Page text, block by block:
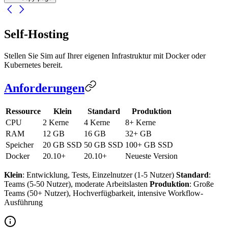
Self-Hosting
Stellen Sie Sim auf Ihrer eigenen Infrastruktur mit Docker oder
Kubernetes bereit.
Anforderungen
Ressource Klein Standard
Produktion
CPU
2 Kerne 4 Kerne
8+ Kerne
RAM
12 GB 16 GB
32+ GB
Speicher
20 GB SSD 50 GB SSD 100+ GB SSD
Docker
20.10+ 20.10+ Neueste Version
Klein: Entwicklung, Tests, Einzelnutzer (1-5 Nutzer) Standard:
Teams (5-50 Nutzer), moderate Arbeitslasten Produktion: Große
Teams (50+ Nutzer), Hochverfügbarkeit, intensive Workflow-
Ausführung